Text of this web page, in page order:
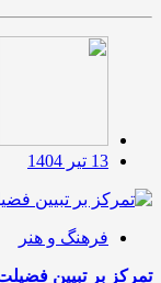
13 تیر 1404
فرهنگ و هنر
تمرکز بر تبیین